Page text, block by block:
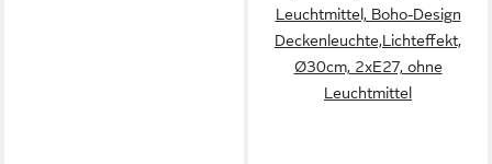
Leuchtmittel, Boho-Design
Deckenleuchte,Lichteffekt,
Ø30cm, 2xE27, ohne
Leuchtmittel